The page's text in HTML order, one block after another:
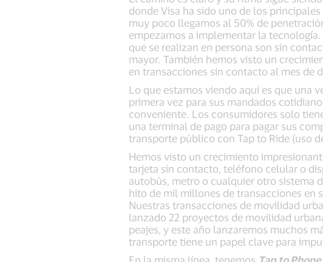
donde Visa ha sido uno de los
muy poco llegamos al 50% de
empezamos a implementar la
que se realizan en persona son sin
mayor. También hemos visto un
en transacciones sin contacto al mes de
Lo que estamos viendo aquí es que una
primera vez para sus mandados
conveniente. Los consumidores solo
una terminal de pago para pagar sus
transporte público con Tap to Ride (uso
Hemos visto un crecimiento
tarjeta sin contacto, teléfono celular o
autobús, metro o cualquier otro sistema
hito de mil millones de transacciones en
Nuestras transacciones de movilidad
lanzado 22 proyectos de movilidad
peajes, y este año lanzaremos muchos
transporte tiene un papel clave para